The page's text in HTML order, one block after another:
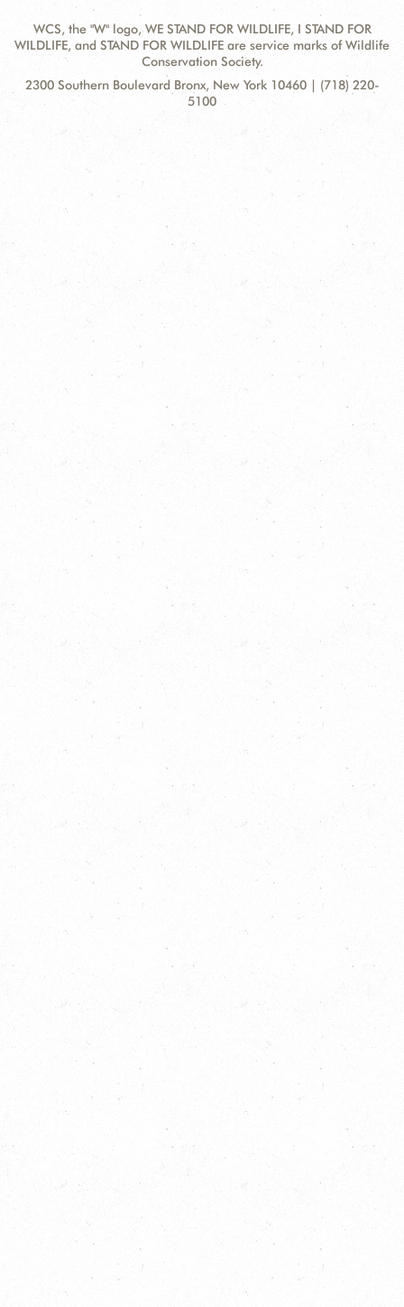
WCS, the "W" logo, WE STAND FOR WILDLIFE, I STAND FOR
WILDLIFE, and STAND FOR WILDLIFE are service marks of Wildlife
Conservation Society.
Contact
Address:
2300 Southern Boulevard Bronx, New York 10460 | (718) 220-
5100